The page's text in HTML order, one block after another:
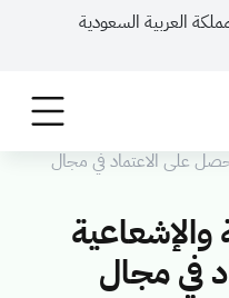
العربية السعودية
على الاعتماد في مجال
والإشعاعية
في مجال